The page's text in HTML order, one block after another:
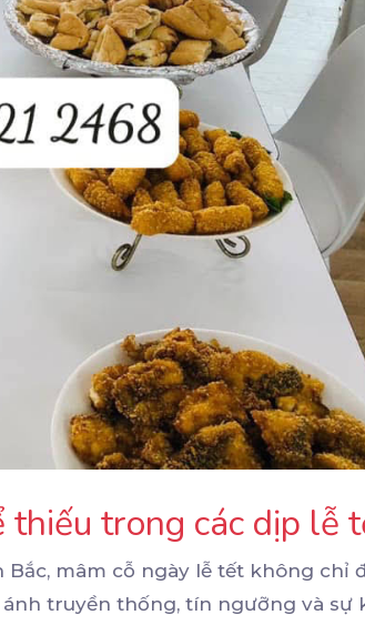
thiếu trong các dịp lễ
mâm cỗ ngày lễ tết không chỉ
truyền thống, tín ngưỡng và sự